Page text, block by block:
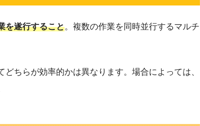
を遂行すること。複数の作業を同時並行するマルチ
ちらが効率的かは異なります。場合によっては、